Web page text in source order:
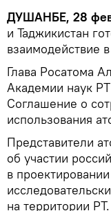
ДУШАНБЕ, 28 фев
и Таджикистан
взаимодействие
Глава Росатома
Академии наук
Соглашение о
использования
Представители
об участии
в
на территории РТ.